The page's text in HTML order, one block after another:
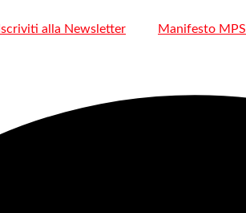
Iscriviti alla Newsletter Manifesto MPS